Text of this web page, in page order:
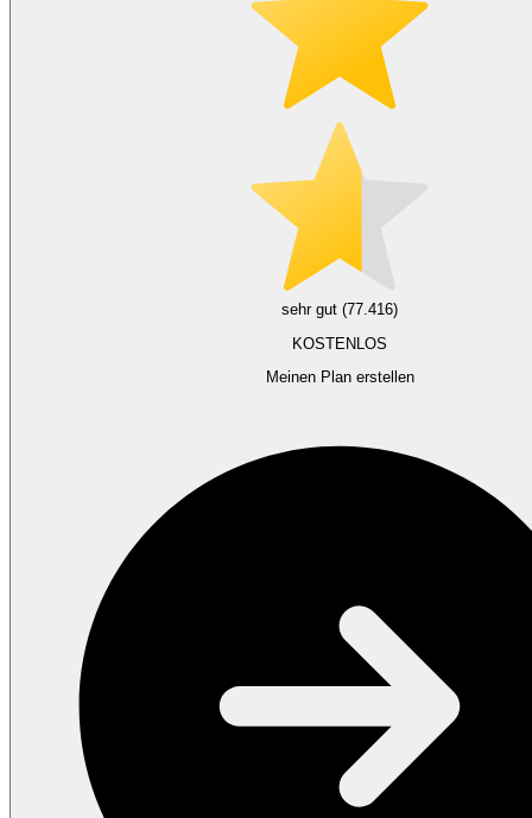
sehr gut (77.416)
KOSTENLOS
Meinen Plan erstellen